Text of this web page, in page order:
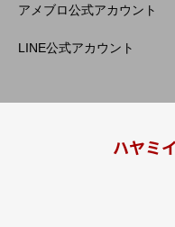
アメブロ公式アカウント
LINE公式アカウント
ハヤミ